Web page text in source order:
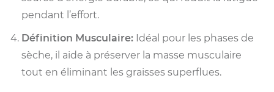
pendant l’effort.
Définition Musculaire: Idéal pour les phases de
sèche, il aide à préserver la masse musculaire
tout en éliminant les graisses superflues.